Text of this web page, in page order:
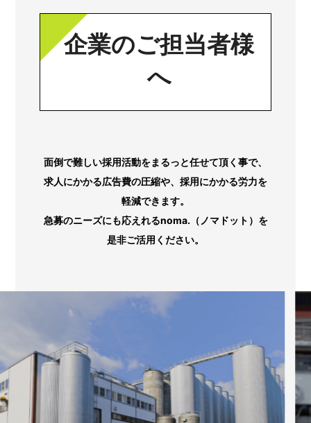
企業のご担当者様
へ
面倒で難しい採用活動をまるっと任せて頂く事で、
求人にかかる広告費の圧縮や、採用にかかる労力を
軽減できます。
急募のニーズにも応えれるnoma.（ノマドット）を
是非ご活用ください。